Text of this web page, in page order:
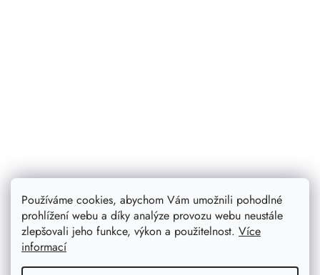
Používáme cookies, abychom Vám umožnili pohodlné
prohlížení webu a díky analýze provozu webu neustále
zlepšovali jeho funkce, výkon a použitelnost. Více
informací
255 Kč
319 Kč
DETAIL